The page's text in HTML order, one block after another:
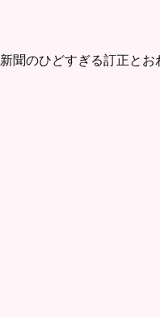
新聞のひどすぎる訂正とお